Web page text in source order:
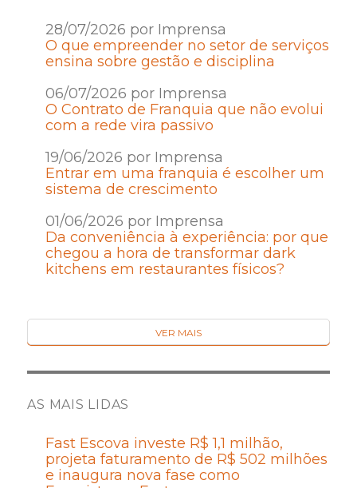
28/07/2026 por Imprensa
O que empreender no setor de serviços
ensina sobre gestão e disciplina
06/07/2026 por Imprensa
O Contrato de Franquia que não evolui
com a rede vira passivo
19/06/2026 por Imprensa
Entrar em uma franquia é escolher um
sistema de crescimento
01/06/2026 por Imprensa
Da conveniência à experiência: por que
chegou a hora de transformar dark
kitchens em restaurantes físicos?
VER MAIS
AS MAIS LIDAS
Fast Escova investe R$ 1,1 milhão,
projeta faturamento de R$ 502 milhões
e inaugura nova fase como